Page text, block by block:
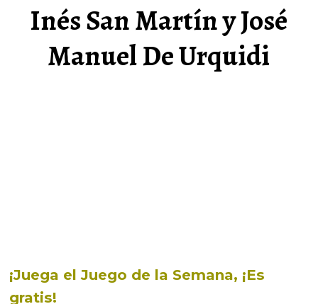
Inés San Martín y José
Manuel De Urquidi
¡Juega el Juego de la Semana, ¡Es
gratis!